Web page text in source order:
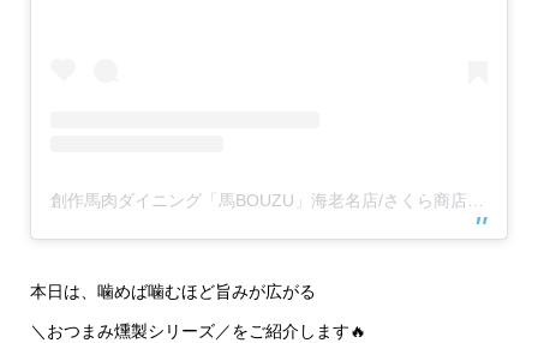
創作馬肉ダイニング「馬BOUZU」海老名店/さくら商店 海老名店(@umabouzu_ebina829)がシェアした投稿
本日は、噛めば噛むほど旨みが広がる
＼おつまみ燻製シリーズ／をご紹介します🔥